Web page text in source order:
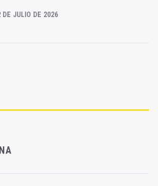
DE JULIO DE 2026